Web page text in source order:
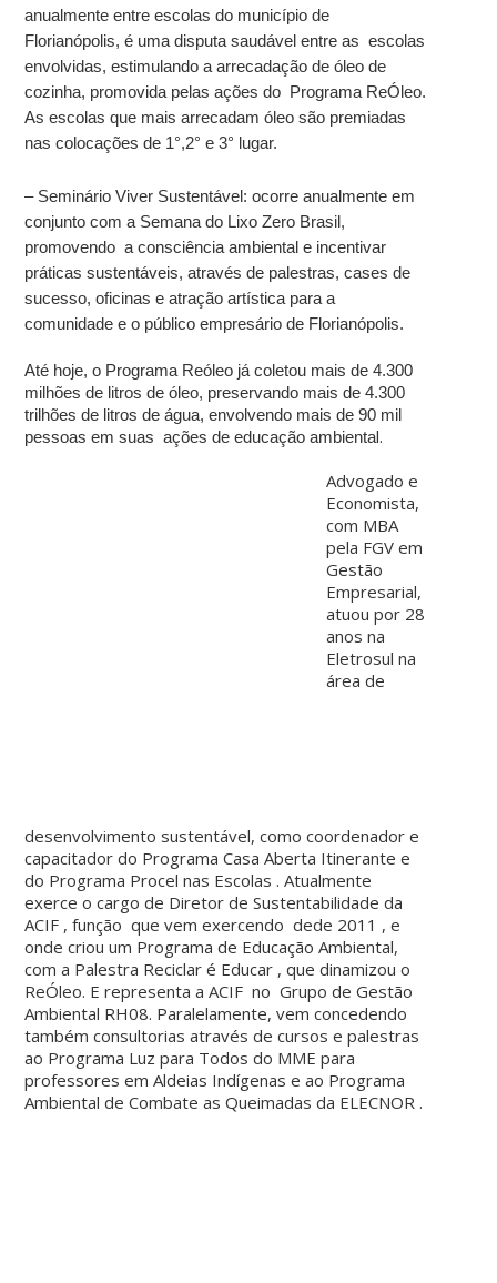
anualmente entre escolas do município de
Florianópolis, é uma disputa saudável entre as escolas
envolvidas, estimulando a arrecadação de óleo de
cozinha, promovida pelas ações do Programa ReÓleo.
As escolas que mais arrecadam óleo são premiadas
nas colocações de 1°,2° e 3° lugar.
– Seminário Viver Sustentável: ocorre anualmente em
conjunto com a Semana do Lixo Zero Brasil,
promovendo a consciência ambiental e incentivar
práticas sustentáveis, através de palestras, cases de
sucesso, oficinas e atração artística para a
comunidade e o público empresário de Florianópolis.
Até hoje, o Programa Reóleo já coletou mais de 4.300
milhões de litros de óleo, preservando mais de 4.300
trilhões de litros de água, envolvendo mais de 90 mil
pessoas em suas ações de educação ambiental.
Advogado e
Economista,
com MBA
pela FGV em
Gestão
Empresarial,
atuou por 28
anos na
Eletrosul na
área de
desenvolvimento sustentável, como coordenador e
capacitador do Programa Casa Aberta Itinerante e
do Programa Procel nas Escolas . Atualmente
exerce o cargo de Diretor de Sustentabilidade da
ACIF , função que vem exercendo dede 2011 , e
onde criou um Programa de Educação Ambiental,
com a Palestra Reciclar é Educar , que dinamizou o
ReÓleo. E representa a ACIF no Grupo de Gestão
Ambiental RH08. Paralelamente, vem concedendo
também consultorias através de cursos e palestras
ao Programa Luz para Todos do MME para
professores em Aldeias Indígenas e ao Programa
Ambiental de Combate as Queimadas da ELECNOR .